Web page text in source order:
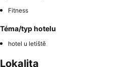
Fitness
Téma/typ hotelu
hotel u letiště
Lokalita